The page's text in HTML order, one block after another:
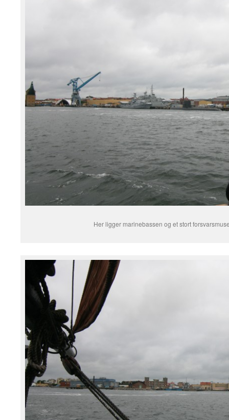
Her ligger marinebassen og et stort